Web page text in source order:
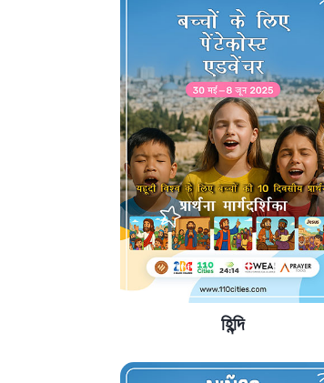
হিন্দি